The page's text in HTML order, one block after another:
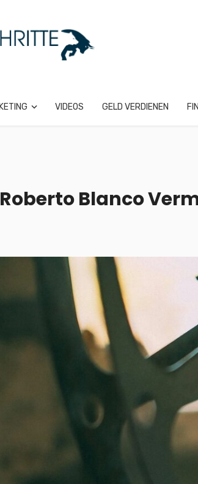
VIDEOS GELD VERDIENEN
Roberto Blanco